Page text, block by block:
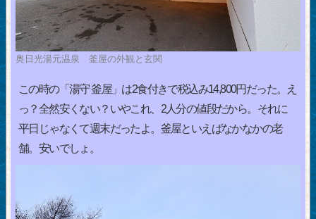
奥日光湯元温泉 釜屋の外観と玄関
この時の「湯守 釜屋」は2食付きで税込み14,800円だった。え
っ？全然安くない？いやこれ、2人分の値段だから。それに
平日じゃなくて週末だったよ。釜屋といえばなかなかの老
舗。安いでしょ。